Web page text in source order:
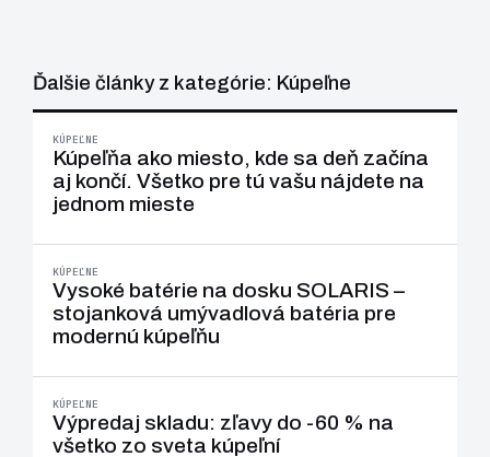
Ďalšie články z kategórie: Kúpeľne
KÚPEĽNE
Kúpeľňa ako miesto, kde sa deň začína
aj končí. Všetko pre tú vašu nájdete na
jednom mieste
KÚPEĽNE
Vysoké batérie na dosku SOLARIS –
stojanková umývadlová batéria pre
modernú kúpeľňu
KÚPEĽNE
Výpredaj skladu: zľavy do -60 % na
všetko zo sveta kúpeľní